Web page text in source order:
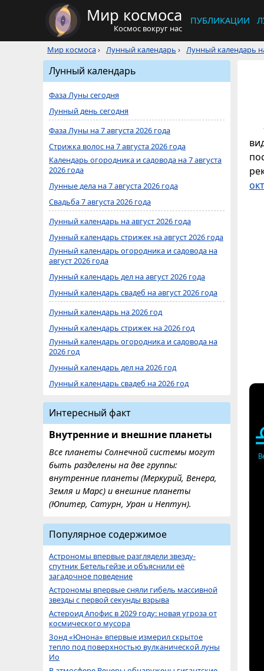
Мир космоса
Космос вокруг нас
ПУБЛИКАЦИИ
Мир космоса› Лунный календарь › Лунный календарь
Лунный календарь
Фаза Луны сегодня
Лунный день сегодня
Фаза Луны на 7 августа 2026 года
Стрижка волос на 7 августа 2026 года
Календарь огородника и садовода на 7 августа
2026 года
Лунные дела на 7 августа 2026 года
Свадьба 7 августа 2026 года
Лунный календарь на август 2026 года
Лунный календарь стрижек на август 2026 года
Лунный календарь огородника и садовода на
август 2026 года
Лунный календарь дел на август 2026 года
Лунный календарь свадеб на август 2026 года
Лунный календарь на 2026 год
Лунный календарь стрижек на 2026 год
Лунный календарь огородника и садовода на
2026 год
Лунный календарь дел на 2026 год
Лунный календарь свадеб на 2026 год
Интересный факт
Внутренние и внешние планеты
Все планеты Солнечной системы могут
быть разделены на две группы:
внутренние планеты (Меркурий, Венера,
Земля и Марс) и внешние планеты
(Юпитер, Сатурн, Уран и Нептун).
Популярное содержимое
Астрономы впервые разглядели звезду-
спутник Бетельгейзе и объяснили её
загадочное поведение
Астрономы впервые сняли гибель массивной
звезды с первой секунды взрыва
Астероид Апофис в 2029 году: новая угроза от
космического мусора
Зонд «Юнона» впервые измерил скрытое
тепло под поверхностью вулканической луны
Ио